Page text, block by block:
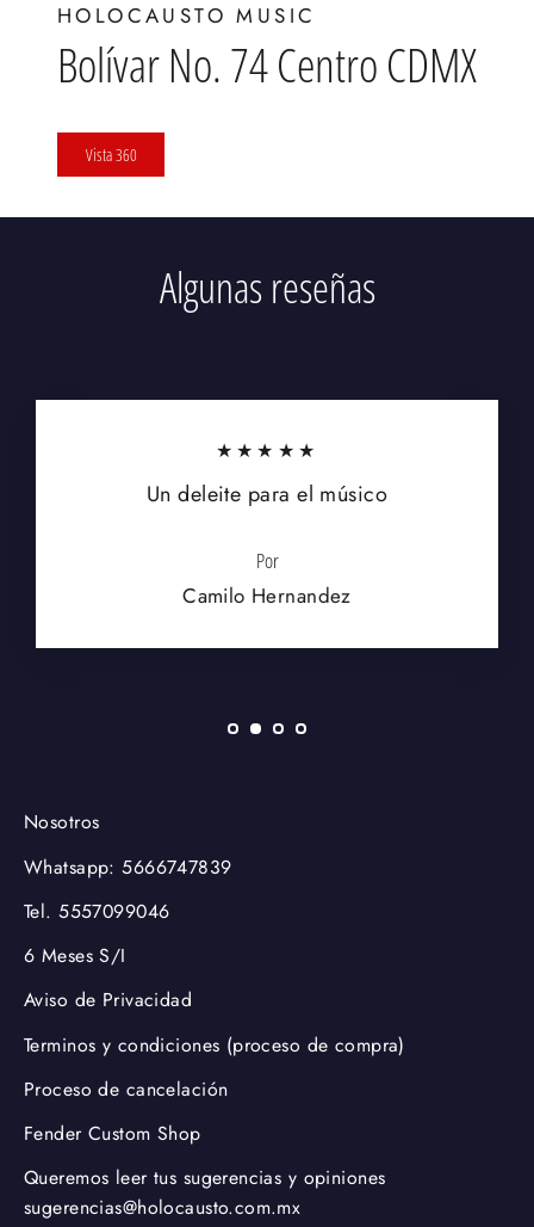
HOLOCAUSTO MUSIC
Bolívar No. 74 Centro CDMX
Vista 360
Algunas reseñas
★★★★★
Un deleite para el músico
Por
Camilo Hernandez
Nosotros
Whatsapp: 5666747839
Tel. 5557099046
6 Meses S/I
Aviso de Privacidad
Terminos y condiciones (proceso de compra)
Proceso de cancelación
Fender Custom Shop
Queremos leer tus sugerencias y opiniones
sugerencias@holocausto.com.mx